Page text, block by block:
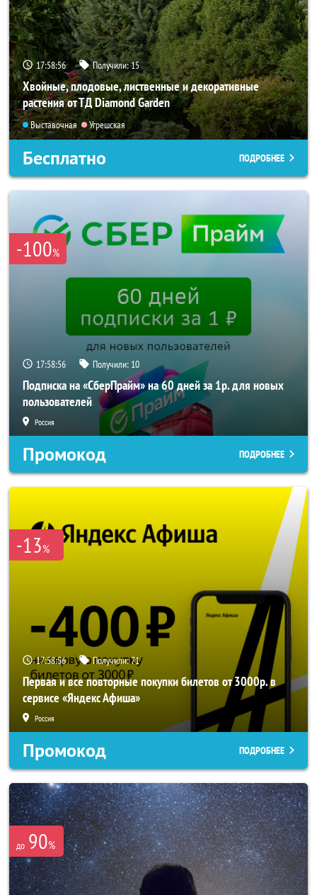
17:58:55 Получили:15
Хвойные, плодовые, лиственные и декоративные
растения от ТД Diamond Garden
Выставочная Угрешская
Бесплатно ПОДРОБНЕЕ
-100%
17:58:55 Получили: 10
Подписка на «СберПрайм» на 60 дней за 1р. для новых
пользователей
Россия
Промокод ПОДРОБНЕЕ
-13%
17:58:55 Получили:71
Первая и все повторные покупки билетов от 3000р. в
сервисе «Яндекс Афиша»
Россия
Промокод ПОДРОБНЕЕ
до 90%